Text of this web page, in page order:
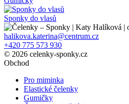
Sponky do vlasů
halikova.katerina@centrum.cz
+420 775 573 930
© 2026 celenky-sponky.cz
Obchod
Pro miminka
Elastické čelenky
Gumičky